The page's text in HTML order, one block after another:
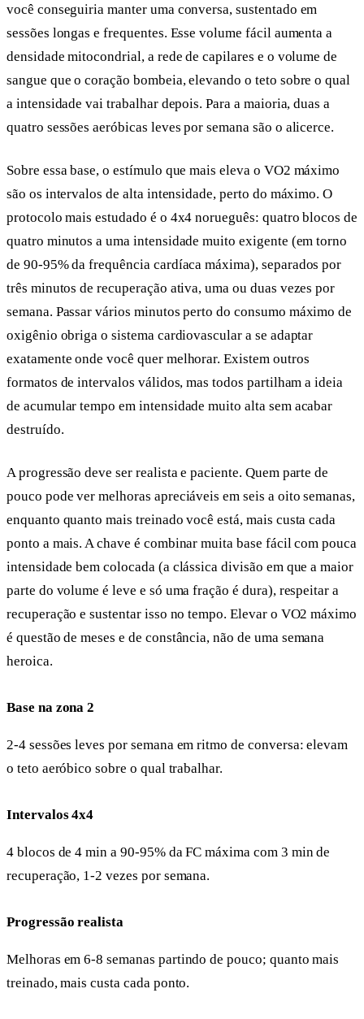
você conseguiria manter uma conversa, sustentado em
sessões longas e frequentes. Esse volume fácil aumenta a
densidade mitocondrial, a rede de capilares e o volume de
sangue que o coração bombeia, elevando o teto sobre o qual
a intensidade vai trabalhar depois. Para a maioria, duas a
quatro sessões aeróbicas leves por semana são o alicerce.
Sobre essa base, o estímulo que mais eleva o VO2 máximo
são os intervalos de alta intensidade, perto do máximo. O
protocolo mais estudado é o 4x4 norueguês: quatro blocos de
quatro minutos a uma intensidade muito exigente (em torno
de 90-95% da frequência cardíaca máxima), separados por
três minutos de recuperação ativa, uma ou duas vezes por
semana. Passar vários minutos perto do consumo máximo de
oxigênio obriga o sistema cardiovascular a se adaptar
exatamente onde você quer melhorar. Existem outros
formatos de intervalos válidos, mas todos partilham a ideia
de acumular tempo em intensidade muito alta sem acabar
destruído.
A progressão deve ser realista e paciente. Quem parte de
pouco pode ver melhoras apreciáveis em seis a oito semanas,
enquanto quanto mais treinado você está, mais custa cada
ponto a mais. A chave é combinar muita base fácil com pouca
intensidade bem colocada (a clássica divisão em que a maior
parte do volume é leve e só uma fração é dura), respeitar a
recuperação e sustentar isso no tempo. Elevar o VO2 máximo
é questão de meses e de constância, não de uma semana
heroica.
Base na zona 2
2-4 sessões leves por semana em ritmo de conversa: elevam
o teto aeróbico sobre o qual trabalhar.
Intervalos 4x4
4 blocos de 4 min a 90-95% da FC máxima com 3 min de
recuperação, 1-2 vezes por semana.
Progressão realista
Melhoras em 6-8 semanas partindo de pouco; quanto mais
treinado, mais custa cada ponto.